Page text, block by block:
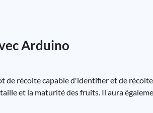
Arduino
de récolte capable d'identifier et de
et la maturité des fruits. Il aura